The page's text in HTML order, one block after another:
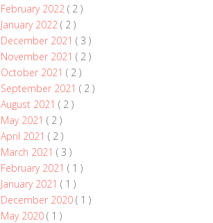
February 2022 ( 2 )
January 2022 ( 2 )
December 2021 ( 3 )
November 2021 ( 2 )
October 2021 ( 2 )
September 2021 ( 2 )
August 2021 ( 2 )
May 2021 ( 2 )
April 2021 ( 2 )
March 2021 ( 3 )
February 2021 ( 1 )
January 2021 ( 1 )
December 2020 ( 1 )
May 2020 ( 1 )